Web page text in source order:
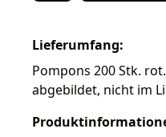
Lieferumfang:
Pompons 200 Stk.
abgebildet, nicht im